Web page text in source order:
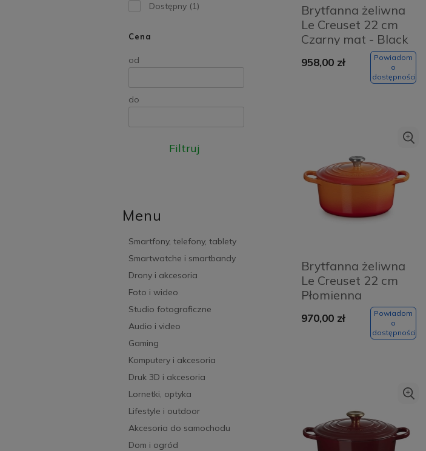
Dostępny (1)
Cena
od
do
Filtruj
Menu
Smartfony, telefony, tablety
Smartwatche i smartbandy
Drony i akcesoria
Foto i wideo
Studio fotograficzne
Audio i video
Gaming
Komputery i akcesoria
Druk 3D i akcesoria
Lornetki, optyka
Lifestyle i outdoor
Akcesoria do samochodu
Dom i ogród
Brytfanna żeliwna
Le Creuset 22 cm
Czarny mat - Black
958,00 zł
Powiadom
o
dostępności
Brytfanna żeliwna
Le Creuset 22 cm
Płomienna
czerwień - Flaming
red
970,00 zł
Powiadom
o
dostępności